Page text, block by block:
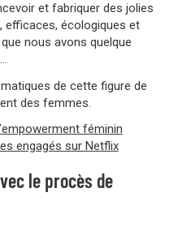
et fabriquer des jolies
efficaces, écologiques et
nous avons quelque
de cette figure de
des femmes.
féminin
engagés sur Netflix
le procès de